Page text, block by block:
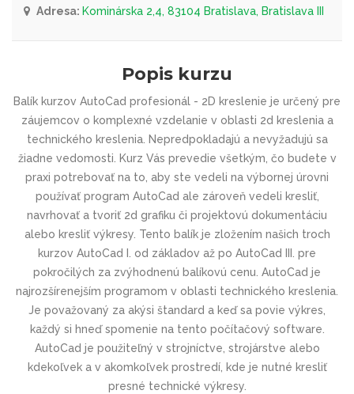
Adresa: Kominárska 2,4, 83104 Bratislava, Bratislava III
Popis kurzu
Balík kurzov AutoCad profesionál - 2D kreslenie je určený pre
záujemcov o komplexné vzdelanie v oblasti 2d kreslenia a
technického kreslenia. Nepredpokladajú a nevyžadujú sa
žiadne vedomosti. Kurz Vás prevedie všetkým, čo budete v
praxi potrebovať na to, aby ste vedeli na výbornej úrovni
používať program AutoCad ale zároveň vedeli kresliť,
navrhovať a tvoriť 2d grafiku či projektovú dokumentáciu
alebo kresliť výkresy. Tento balík je zložením našich troch
kurzov AutoCad I. od základov až po AutoCad III. pre
pokročilých za zvýhodnenú balíkovú cenu. AutoCad je
najrozšírenejším programom v oblasti technického kreslenia.
Je považovaný za akýsi štandard a keď sa povie výkres,
každý si hneď spomenie na tento počítačový software.
AutoCad je použiteľný v strojníctve, strojárstve alebo
kdekoľvek a v akomkoľvek prostredí, kde je nutné kresliť
presné technické výkresy.